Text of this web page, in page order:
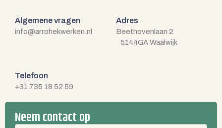
Algemene vragen
info@arrohekwerken.nl
Telefoon
+31 735 18 52 59
Adres
Beethovenlaan 2
5144GA Waalwijk
Neem contact op